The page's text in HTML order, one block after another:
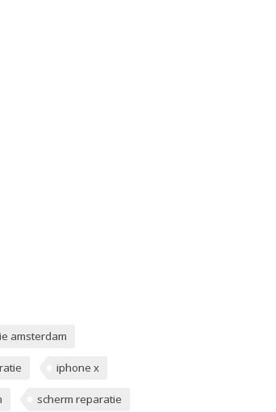
amsterdam
iphone x
scherm reparatie